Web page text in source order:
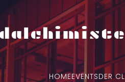
HOMEEVENTSDER